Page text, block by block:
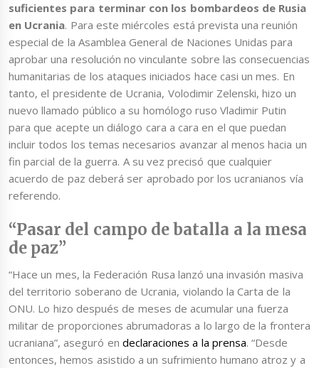
suficientes para terminar con los bombardeos de Rusia
en Ucrania. Para este miércoles está prevista una reunión
especial de la Asamblea General de Naciones Unidas para
aprobar una resolución no vinculante sobre las consecuencias
humanitarias de los ataques iniciados hace casi un mes. En
tanto, el presidente de Ucrania, Volodimir Zelenski, hizo un
nuevo llamado público a su homólogo ruso Vladimir Putin
para que acepte un diálogo cara a cara en el que puedan
incluir todos los temas necesarios avanzar al menos hacia un
fin parcial de la guerra. A su vez precisó que cualquier
acuerdo de paz deberá ser aprobado por los ucranianos vía
referendo.
“Pasar del campo de batalla a la mesa
de paz”
“Hace un mes, la Federación Rusa lanzó una invasión masiva
del territorio soberano de Ucrania, violando la Carta de la
ONU. Lo hizo después de meses de acumular una fuerza
militar de proporciones abrumadoras a lo largo de la frontera
ucraniana”, aseguró en declaraciones a la prensa. “Desde
entonces, hemos asistido a un sufrimiento humano atroz y a